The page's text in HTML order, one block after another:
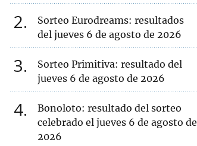
2
Sorteo Eurodreams: resultados
del jueves 6 de agosto de 2026
3
Sorteo Primitiva: resultado del
jueves 6 de agosto de 2026
4
Bonoloto: resultado del sorteo
celebrado el jueves 6 de agosto de
2026